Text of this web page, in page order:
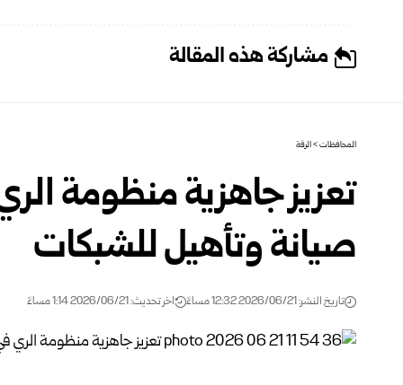
مشاركة هذه المقالة
المحافظات>الرقة
تعزيز جاهزية منظومة
‏صيانة وتأهيل‎ ‎للشبكات
تاريخ النشر: 2026/06/21 12:32 مساءً اخر تحديث: 2026/06/21 1:14 مساءً